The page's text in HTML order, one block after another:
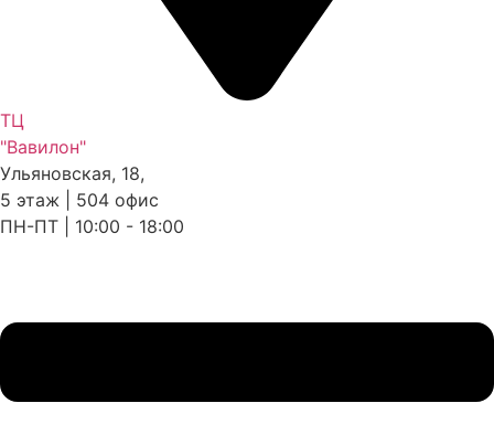
ТЦ
"Вавилон"
Ульяновская, 18,
5 этаж | 504 офис
ПН-ПТ | 10:00 - 18:00